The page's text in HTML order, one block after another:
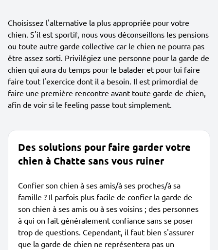
Choisissez l'alternative la plus appropriée pour votre
chien. S'il est sportif, nous vous déconseillons les pensions
ou toute autre garde collective car le chien ne pourra pas
être assez sorti. Privilégiez une personne pour la garde de
chien qui aura du temps pour le balader et pour lui faire
faire tout l'exercice dont il a besoin. Il est primordial de
faire une première rencontre avant toute garde de chien,
afin de voir si le feeling passe tout simplement.
Des solutions pour faire garder votre
chien à Chatte sans vous ruiner
Confier son chien à ses amis/à ses proches/à sa
famille ? Il parfois plus facile de confier la garde de
son chien à ses amis ou à ses voisins ; des personnes
à qui on fait généralement confiance sans se poser
trop de questions. Cependant, il faut bien s'assurer
que la garde de chien ne représentera pas un